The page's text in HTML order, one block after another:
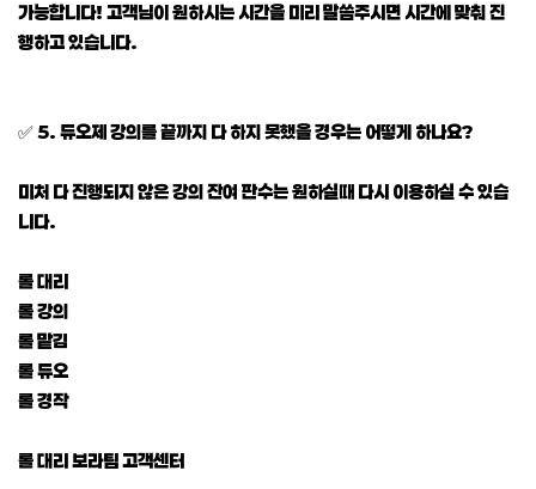
가능합니다! 고객님이 원하시는 시간을 미리 말씀주시면 시간에 맞춰 진
행하고 있습니다.
✅ 5. 듀오제 강의를 끝까지 다 하지 못했을 경우는 어떻게 하나요?
미처 다 진행되지 않은 강의 잔여 판수는 원하실때 다시 이용하실 수 있습
니다.
롤 대리
롤 강의
롤 맡김
롤 듀오
롤 경작
롤 대리 보라팀 고객센터